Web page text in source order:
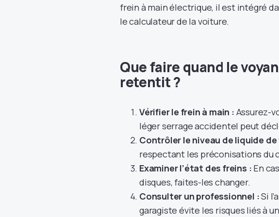
frein à main électrique, il est intégré
le calculateur de la voiture.
Que faire quand le
retentit ?
Vérifier le frein à main : Assurez-
léger serrage accidentel peut
Contrôler le niveau de liquide de
respectant les préconisations du
Examiner l’état des freins : En
disques, faites-les changer.
Consulter un professionnel :Si
garagiste évite les risques liés à